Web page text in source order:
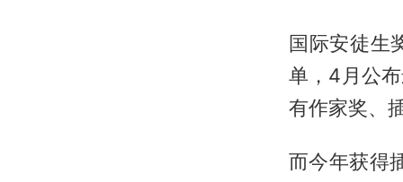
国际安徒生
单，4月公
有作家奖、
而今年获得